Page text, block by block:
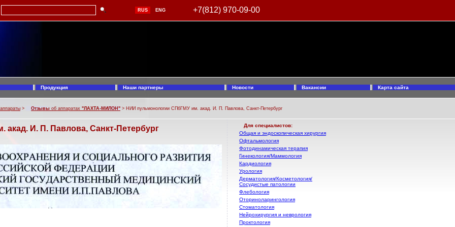
RUS ENG +7(812) 970-09-00
Продукция Наши партнеры Новости Вакансии Карта сайта
> Отзывы об аппаратах "ЛАХТА-МИЛОН" > НИИ пульмонологии СПбГМУ им. акад. И. П. Павлова, Санкт-Петербург
И. П. Павлова, Санкт-Петербург
Для специалистов:
Общая и эндоскопическая хирургия
Офтальмология
Фотодинамическая терапия
Гинекология/Маммология
Кардиология
Урология
Дерматология/Косметология/
Сосудистые патологии
Флебология
Оториноларингология
Стоматология
Нейрохирургия и неврология
Проктология